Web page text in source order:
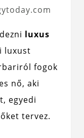
luxus
luxust
fogok
nő, aki
egyedi
tervez.